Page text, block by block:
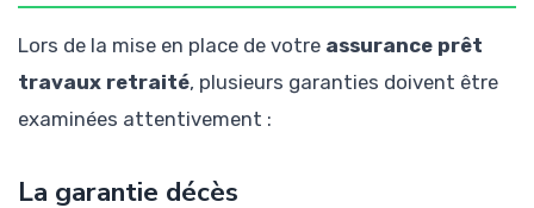
Lors de la mise en place de votre assurance prêt
travaux retraité, plusieurs garanties doivent être
examinées attentivement :
La garantie décès